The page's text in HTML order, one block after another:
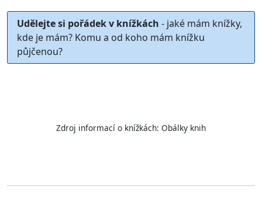
Udělejte si pořádek v knížkách - jaké mám knížky,
kde je mám? Komu a od koho mám knížku
půjčenou?
Zdroj informací o knížkách: Obálky knih